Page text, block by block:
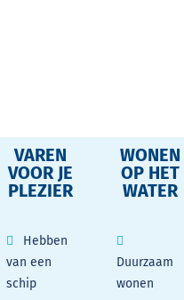
VAREN
VOOR JE
PLEZIER
Hebben
van een
schip
WONEN
OP HET
WATER
Duurzaam
wonen